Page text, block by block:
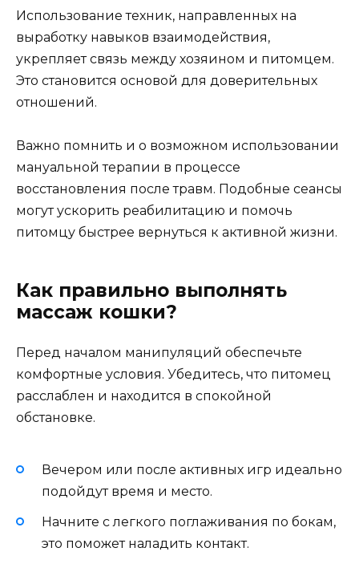
Использование техник, направленных на
выработку навыков взаимодействия,
укрепляет связь между хозяином и питомцем.
Это становится основой для доверительных
отношений.
Важно помнить и о возможном использовании
мануальной терапии в процессе
восстановления после травм. Подобные сеансы
могут ускорить реабилитацию и помочь
питомцу быстрее вернуться к активной жизни.
Как правильно выполнять
массаж кошки?
Перед началом манипуляций обеспечьте
комфортные условия. Убедитесь, что питомец
расслаблен и находится в спокойной
обстановке.
Вечером или после активных игр идеально
подойдут время и место.
Начните с легкого поглаживания по бокам,
это поможет наладить контакт.